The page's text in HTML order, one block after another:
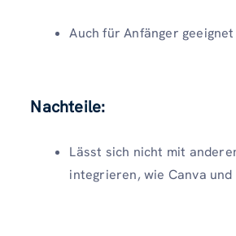
Auch für Anfänger geeignet
Nachteile:
Lässt sich nicht mit
integrieren, wie Canva